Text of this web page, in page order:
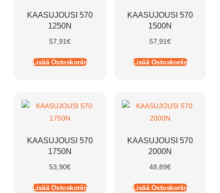
KAASUJOUSI 570
1250N
57,91€
Lisää Ostoskoriin
KAASUJOUSI 570
1500N
57,91€
Lisää Ostoskoriin
KAASUJOUSI 570
1750N
53,90€
Lisää Ostoskoriin
KAASUJOUSI 570
2000N
48,89€
Lisää Ostoskoriin